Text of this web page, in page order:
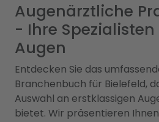
Augenärztliche
- Ihre
Augen
Entdecken Sie das
Branchenbuch für Bielefeld,
Auswahl an erstklassigen
bietet. Wir präsentieren